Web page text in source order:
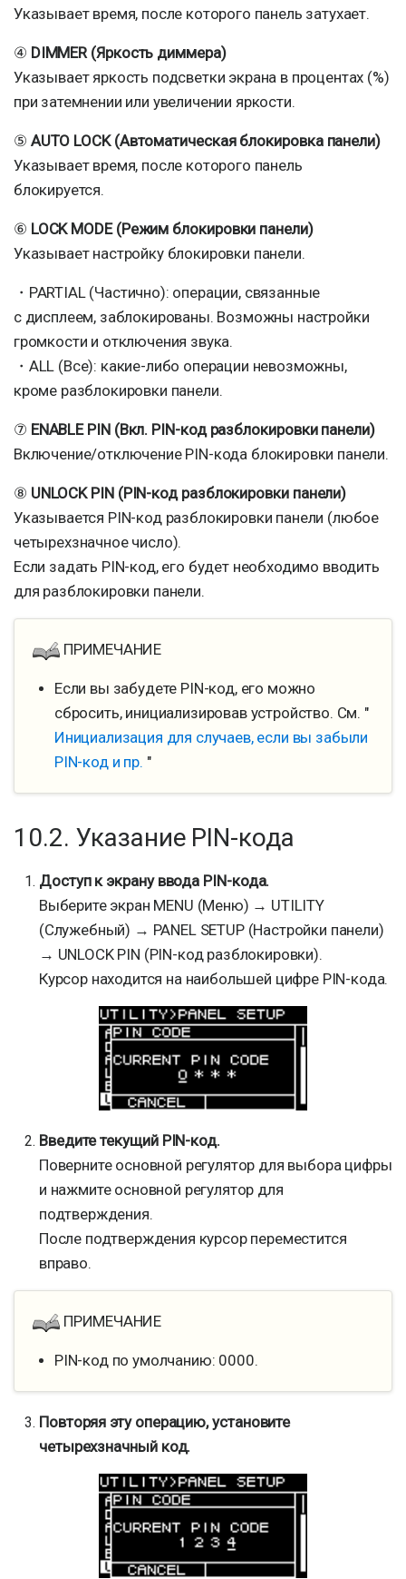
Указывает время, после которого панель затухает.
④ DIMMER (Яркость диммера)
Указывает яркость подсветки экрана в процентах (%)
при затемнении или увеличении яркости.
⑤ AUTO LOCK (Автоматическая блокировка панели)
Указывает время, после которого панель
блокируется.
⑥ LOCK MODE (Режим блокировки панели)
Указывает настройку блокировки панели.
・PARTIAL (Частично): операции, связанные
с дисплеем, заблокированы. Возможны настройки
громкости и отключения звука.
・ALL (Все): какие-либо операции невозможны,
кроме разблокировки панели.
⑦ ENABLE PIN (Вкл. PIN-код разблокировки панели)
Включение/отключение PIN-кода блокировки панели.
⑧ UNLOCK PIN (PIN-код разблокировки панели)
Указывается PIN-код разблокировки панели (любое
четырехзначное число).
Если задать PIN-код, его будет необходимо вводить
для разблокировки панели.
ПРИМЕЧАНИЕ
Если вы забудете PIN-код, его можно
сбросить, инициализировав устройство. См. "
Инициализация для случаев, если вы забыли
PIN-код и пр. "
10.2. Указание PIN-кода
Доступ к экрану ввода PIN-кода.
Выберите экран MENU (Меню) → UTILITY
(Служебный) → PANEL SETUP (Настройки панели)
→ UNLOCK PIN (PIN-код разблокировки).
Курсор находится на наибольшей цифре PIN-кода.
Введите текущий PIN-код.
Поверните основной регулятор для выбора цифры
и нажмите основной регулятор для
подтверждения.
После подтверждения курсор переместится
вправо.
ПРИМЕЧАНИЕ
PIN-код по умолчанию: 0000.
Повторяя эту операцию, установите
четырехзначный код.